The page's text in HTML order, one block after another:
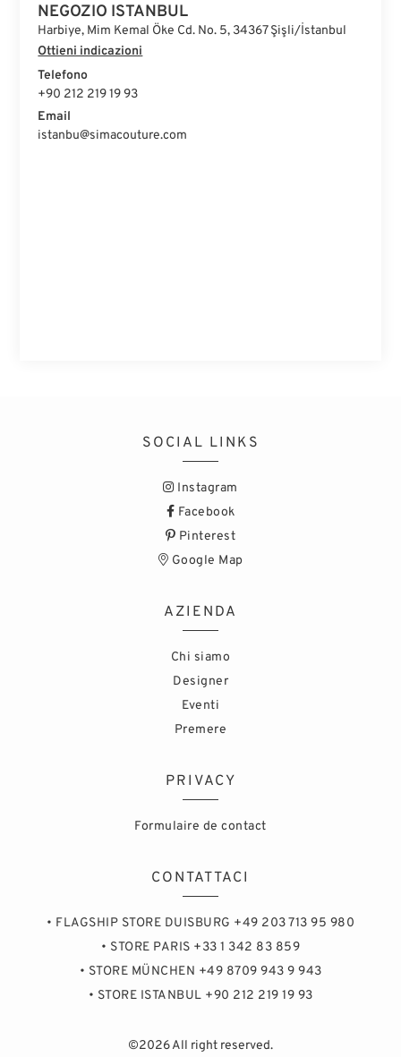
NEGOZIO ISTANBUL
Harbiye, Mim Kemal Öke Cd. No. 5, 34367 Şişli/İstanbul
Ottieni indicazioni
Telefono
+90 212 219 19 93
Email
istanbu@simacouture.com
SOCIAL LINKS
Instagram
Facebook
Pinterest
Google Map
AZIENDA
Chi siamo
Designer
Eventi
Premere
PRIVACY
Formulaire de contact
CONTATTACI
• FLAGSHIP STORE DUISBURG +49 203 713 95 980
• STORE PARIS +33 1 342 83 859
• STORE MÜNCHEN +49 8709 943 9 943
• STORE ISTANBUL +90 212 219 19 93
©2026 All right reserved.